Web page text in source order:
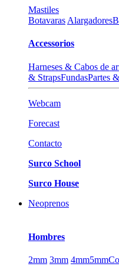
Mastiles
Botavaras Alargadores
Accessorios
Harneses & Cabos de
& StrapsFundasPartes
Webcam
Forecast
Contacto
Surco School
Surco House
Neoprenos
Hombres
2mm 3mm 4mm5mm